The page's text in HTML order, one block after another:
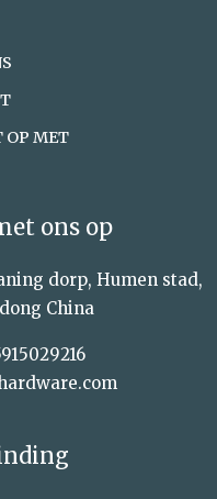
OP MET
ons op
dorp, Humen stad,
China